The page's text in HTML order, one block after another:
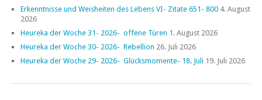
Erkenntnisse und Weisheiten des Lebens VI- Zitate 651- 800 4. August
2026
Heureka der Woche 31- 2026- offene Türen 1. August 2026
Heureka der Woche 30- 2026- Rebellion 26. Juli 2026
Heureka der Woche 29- 2026- Glücksmomente- 18. Juli 19. Juli 2026